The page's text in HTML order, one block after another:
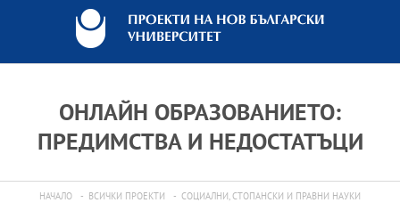
ОНЛАЙН ОБРАЗОВАНИЕТО:
ПРЕДИМСТВА И НЕДОСТАТЪЦИ
НАЧАЛО ВСИЧКИ ПРОЕКТИ СОЦИАЛНИ, СТОПАНСКИ И ПРАВНИ НАУКИ